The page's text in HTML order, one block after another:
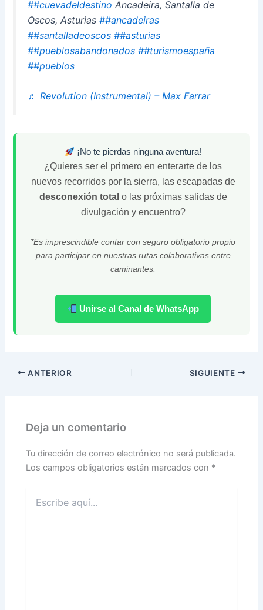
##cuevadeldestino Ancadeira, Santalla de
Oscos, Asturias##ancadeiras
##santalladeoscos ##asturias
##pueblosabandonados ##turismoespaña
##pueblos
♬ Revolution (Instrumental) – Max Farrar
¡No te pierdas ninguna aventura!
¿Quieres ser el primero en enterarte de los
nuevos recorridos por la sierra, las escapadas de
desconexión total o las próximas salidas de
divulgación y encuentro?
*Es imprescindible contar con seguro obligatorio propio
para participar en nuestras rutas colaborativas entre
caminantes.
Unirse al Canal de WhatsApp
ANTERIOR SIGUIENTE
Deja un comentario
Tu dirección de correo electrónico no será publicada.
Los campos obligatorios están marcados con *
aquí...